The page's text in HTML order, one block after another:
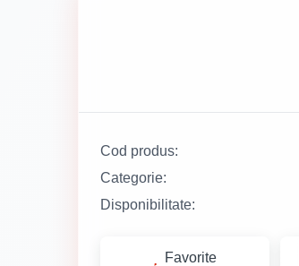
Cod produs:
Categorie:
Disponibilitate:
Favorite